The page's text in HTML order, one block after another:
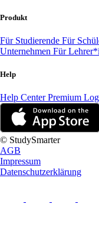
Produkt
Für Studierende Für
Unternehmen Für
Help
Help CenterPremium
© StudySmarter
AGB
Impressum
Datenschutzerklärung